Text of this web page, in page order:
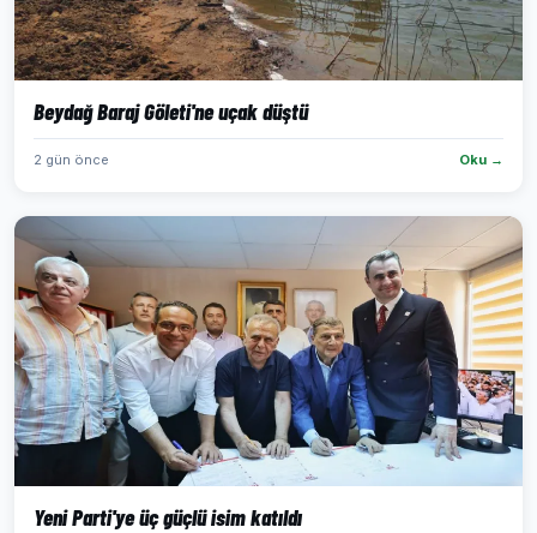
Beydağ Baraj Göleti'ne uçak düştü
2 gün önce Oku →
Yeni Parti'ye üç güçlü isim katıldı